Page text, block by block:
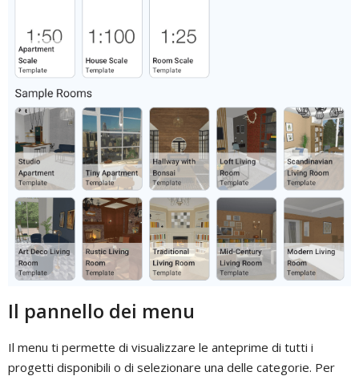
Il pannello dei menu
Il menu ti permette di visualizzare le anteprime di tutti i
progetti disponibili o di selezionare una delle categorie. Per